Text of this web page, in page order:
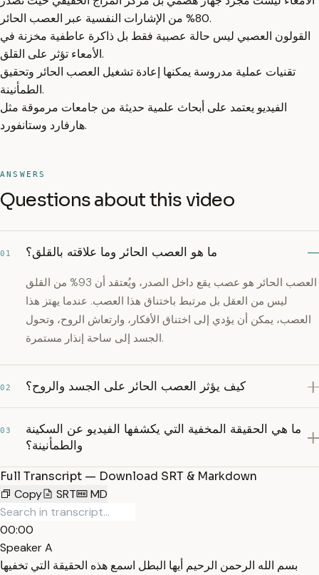
80% من الإشارات النفسية عبر العصب الحائر.
القولون العصبي ليس حالة عصبية فقط بل ذاكرة عاطفية مخزنة في
الأمعاء تؤثر على القلق.
تقنيات عملية مدروسة يمكنها إعادة تشغيل العصب الحائر وتحقيق
الطمأنينة.
الفيديو يعتمد على أبحاث علمية حديثة من جامعات مرموقة مثل
هارفارد وستانفورد.
ANSWERS
Questions about this video
01 ما هو العصب الحائر وما علاقته بالقلق؟
العصب الحائر هو عصب يقع داخل الصدر، ويُعتقد أن 93% من القلق
ليس من العقل بل مرتبط باختناق هذا العصب. عندما يهتز هذا
العصب، يمكن أن يؤدي إلى اختناق الأفكار، وارتعاش الروح، وتحول
الجسد إلى ساحة إنذار مستمرة.
02 كيف يؤثر العصب الحائر على الجسد والروح؟
03
ما هي الحقيقة المخفية التي يكشفها الفيديو عن السكينة
والطمأنينة؟
Full Transcript — Download SRT & Markdown
Copy
SRT MD
00:00
Speaker A
بسم الله الرحمن الرحيم أيها البطل اسمع هذه الحقيقة التي تخفيها